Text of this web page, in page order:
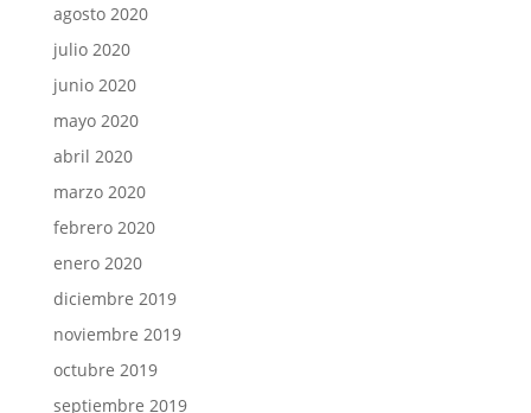
agosto 2020
julio 2020
junio 2020
mayo 2020
abril 2020
marzo 2020
febrero 2020
enero 2020
diciembre 2019
noviembre 2019
octubre 2019
septiembre 2019